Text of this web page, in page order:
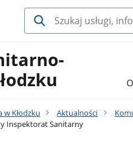
Kłodzku Aktualności
Inspektorat Sanitarny